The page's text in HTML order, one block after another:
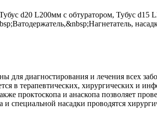
d20 L200мм с обтуратором, Тубус d15
для диагностирования и лечения всех
в терапевтических, хирургических и
проктоскопа и анаскопа позволяет
специальной насадки проводятся